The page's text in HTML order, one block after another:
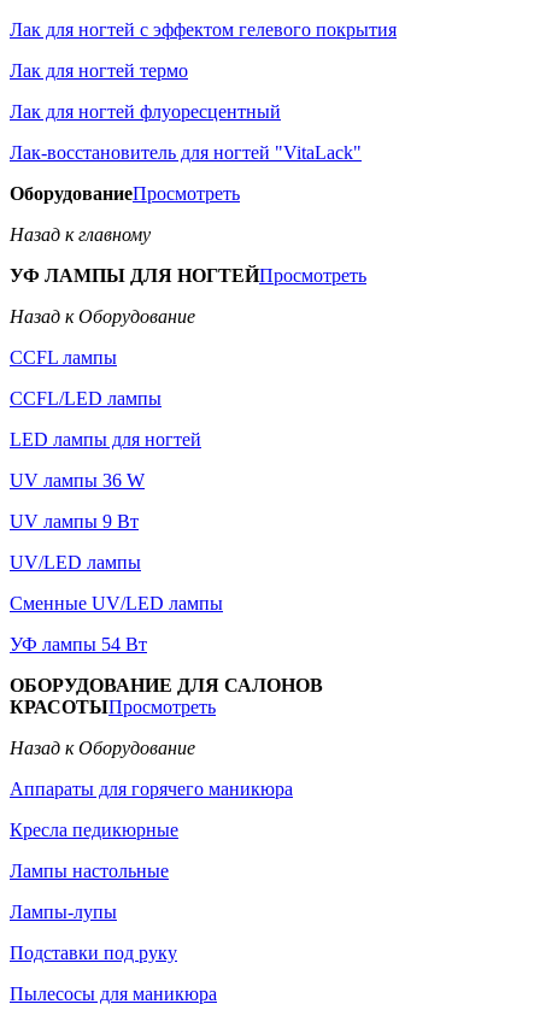
Лак для ногтей с эффектом гелевого покрытия
Лак для ногтей термо
Лак для ногтей флуоресцентный
Лак-восстановитель для ногтей "VitaLack"
ОборудованиеПросмотреть
Назад к главному
УФ ЛАМПЫ ДЛЯ НОГТЕЙПросмотреть
Назад к Оборудование
CCFL лампы
CCFL/LED лампы
LED лампы для ногтей
UV лампы 36 W
UV лампы 9 Вт
UV/LED лампы
Сменные UV/LED лампы
УФ лампы 54 Вт
ОБОРУДОВАНИЕ ДЛЯ САЛОНОВ
КРАСОТЫПросмотреть
Назад к Оборудование
Аппараты для горячего маникюра
Кресла педикюрные
Лампы настольные
Лампы-лупы
Подставки под руку
Пылесосы для маникюра